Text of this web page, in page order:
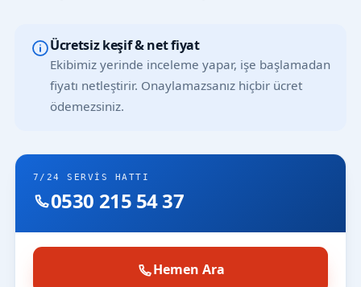
Ücretsiz keşif & net fiyat
Ekibimiz yerinde inceleme yapar, işe başlamadan
fiyatı netleştirir. Onaylamazsanız hiçbir ücret
ödemezsiniz.
7/24 SERVIS HATTI
0530 215 54 37
Hemen Ara